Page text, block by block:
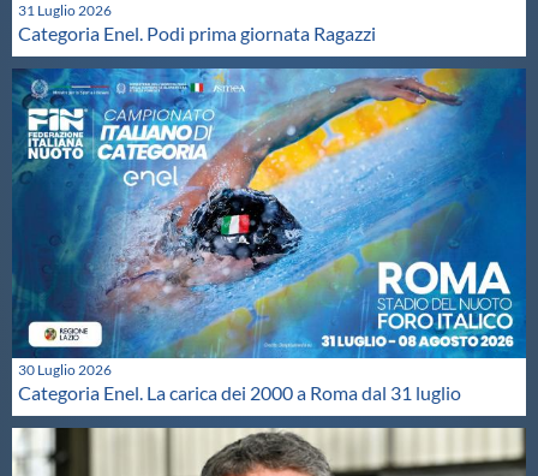
31 Luglio 2026
Categoria Enel. Podi prima giornata Ragazzi
30 Luglio 2026
Categoria Enel. La carica dei 2000 a Roma dal 31 luglio